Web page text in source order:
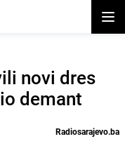
novi dres
demant
Radiosarajevo.ba